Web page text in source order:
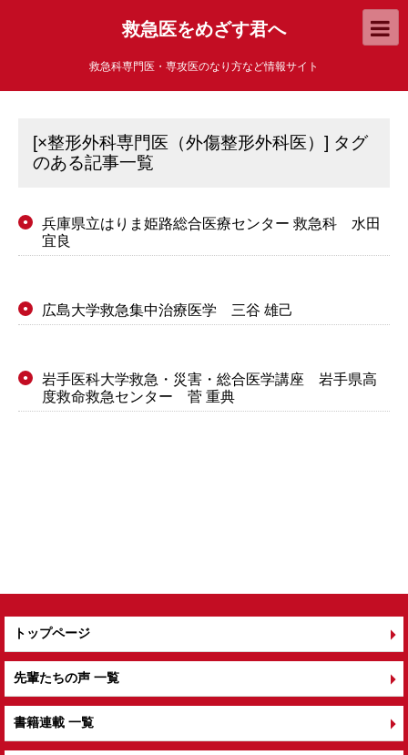
救急医をめざす君へ
救急科専門医・専攻医のなり方など情報サイト
[×整形外科専門医（外傷整形外科医）] タグ
のある記事一覧
●
兵庫県立はりま姫路総合医療センター 救急科 水田
宜良
● 広島大学救急集中治療医学 三谷 雄己
●
岩手医科大学救急・災害・総合医学講座 岩手県高
度救命救急センター 菅 重典
トップページ
先輩たちの声 一覧
書籍連載 一覧